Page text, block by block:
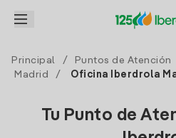
Principal / Puntos de Atención
Madrid
/ Oficina Iberdrola
Tu Punto de